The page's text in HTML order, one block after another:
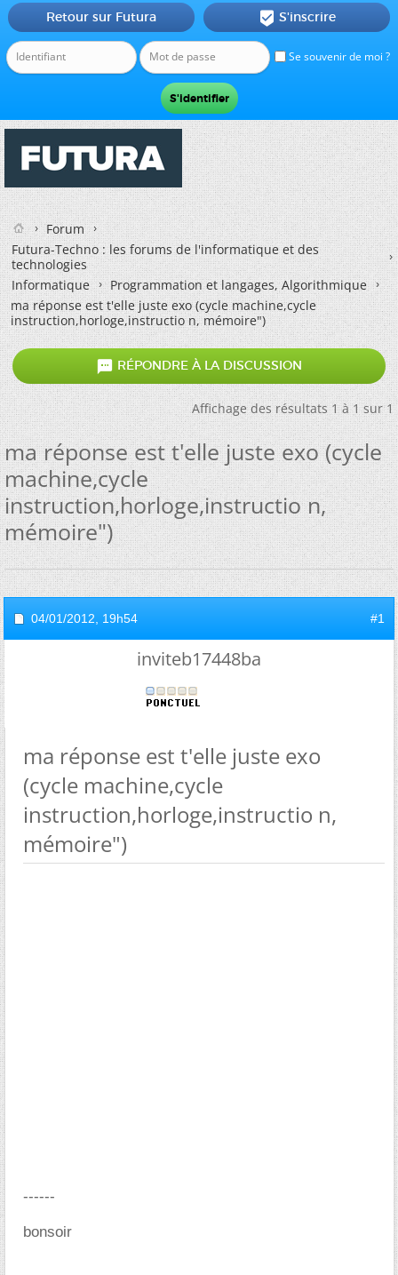
Se souvenir de moi ?
Retour sur Futura  S'inscrire
Forum
Futura-Techno : les forums de l'informatique et des
technologies
Informatique
Programmation et langages, Algorithmique
ma réponse est t'elle juste exo (cycle machine,cycle
instruction,horloge,instructio n, mémoire")
 RÉPONDRE À LA DISCUSSION
Affichage des résultats 1 à 1 sur 1
ma réponse est t'elle juste exo (cycle
machine,cycle
instruction,horloge,instructio n,
mémoire")
04/01/2012, 19h54 #1
inviteb17448ba
ma réponse est t'elle juste exo
(cycle machine,cycle
instruction,horloge,instructio n,
mémoire")
------
bonsoir